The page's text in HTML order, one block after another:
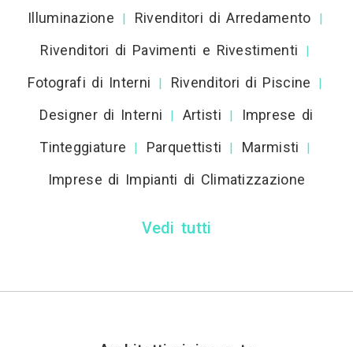
Illuminazione
| Rivenditori di Arredamento |
Rivenditori di Pavimenti e Rivestimenti |
Fotografi di Interni | Rivenditori di Piscine |
Designer di Interni | Artisti |
Imprese di
Tinteggiature
| Parquettisti | Marmisti |
Imprese di Impianti di Climatizzazione
Vedi tutti